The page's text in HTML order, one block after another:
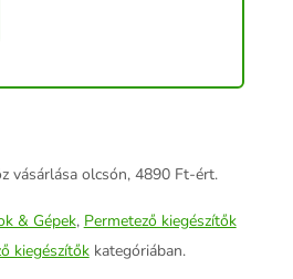
vásárlása olcsón, 4890 Ft-ért.
& Gépek, Permetező kiegészítők
kiegészítőkkategóriában.